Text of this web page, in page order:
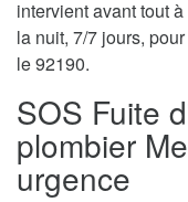
intervient avant tout
la nuit, 7/7 jours,
le 92190.
SOS Fuite
plombier
urgence